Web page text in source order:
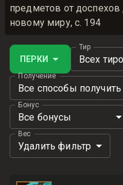
предметов от
новому миру, с. 194
ПЕРКИ
Тир
Всех
Получение
Все способы получить
Бонус
Все бонусы
Вес
Удалить фильтр